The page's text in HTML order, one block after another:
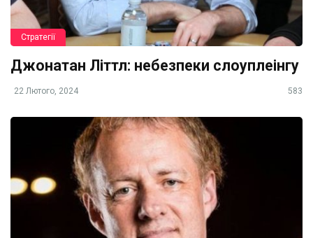
Стратегії
Джонатан Літтл: небезпеки слоуплеінгу
22 Лютого, 2024 583